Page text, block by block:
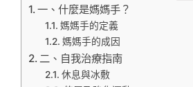
一、什麼是媽媽手？
媽媽手的定義
媽媽手的成因
二、自我治療指南
休息與冰敷